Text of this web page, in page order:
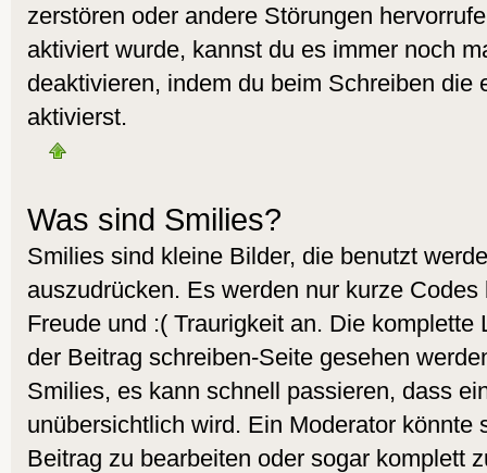
zerstören oder andere Störungen
aktiviert wurde, kannst du es immer noch
deaktivieren, indem du beim Schreiben die
aktivierst.
Was sind Smilies?
Smilies sind kleine Bilder, die benutzt
auszudrücken. Es werden nur kurze
Freude und :( Traurigkeit an. Die
der Beitrag schreiben-Seite gesehen
Smilies, es kann schnell passieren, dass
unübersichtlich wird. Ein Moderator könnte
Beitrag zu bearbeiten oder sogar komplett